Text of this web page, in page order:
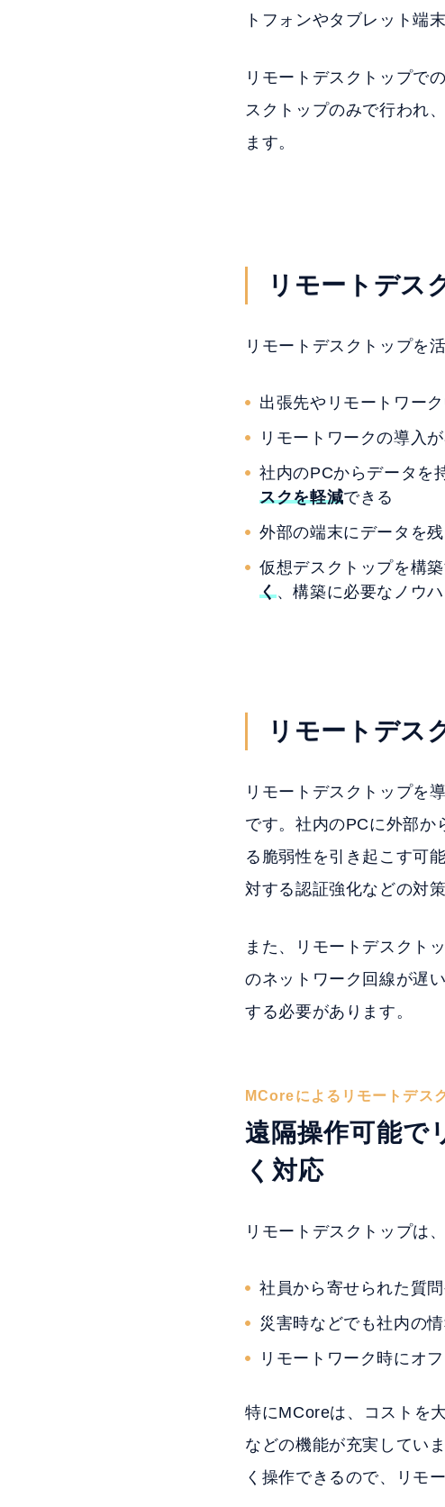
トフォンやタブレット端
リモートデスクトップで
スクトップのみで行われ
ます。
リモートデス
リモートデスクトップを
出張先やリモートワー
リモートワークの導入が
社内のPCからデータを
スクを軽減できる
外部の端末にデータを
仮想デスクトップを構
く、構築に必要なノウハ
リモートデス
リモートデスクトップを
です。社内のPCに外部か
る脆弱性を引き起こす可
対する認証強化などの対
また、リモートデスクト
のネットワーク回線が遅
する必要があります。
MCoreによるリモートデス
遠隔操作可能で
く対応
リモートデスクトップは
社員から寄せられた質
災害時などでも社内の
リモートワーク時にオ
特にMCoreは、コストを
などの機能が充実してい
く操作できるので、リモ